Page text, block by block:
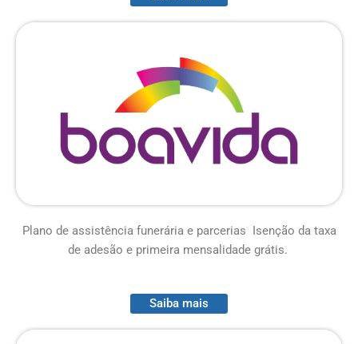
Plano de assistência funerária e parcerias Isenção da taxa
de adesão e primeira mensalidade grátis.
Saiba mais